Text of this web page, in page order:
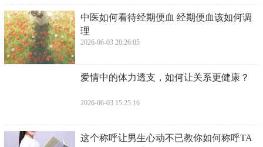
​中医如何看待经期便血 经期便血该如何调
理
2026-06-03 20:26:05
​爱情中的体力透支，如何让关系更健康？
2026-06-03 15:25:16
​这个称呼让男生心动不已教你如何称呼TA